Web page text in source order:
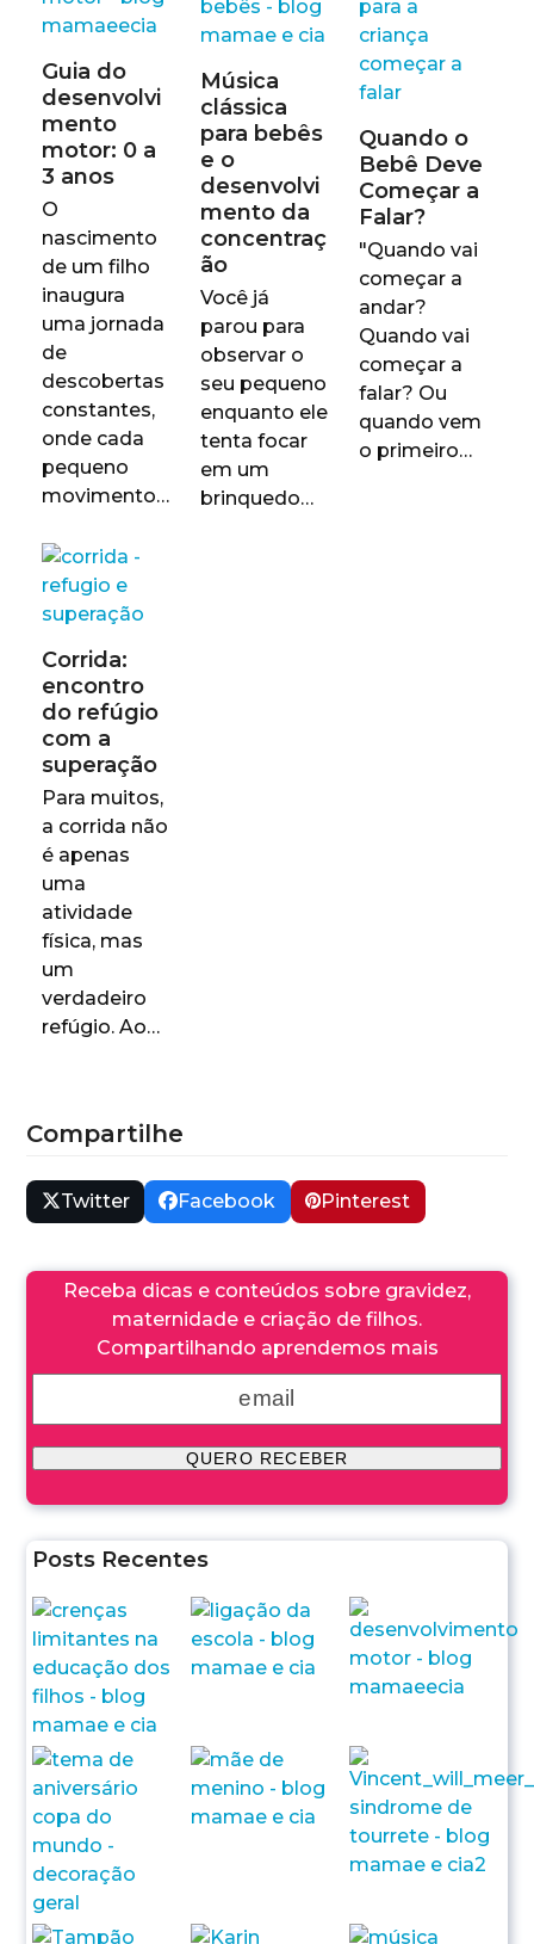
Guia do
desenvolvi
mento
motor: 0 a
3 anos
O
nascimento
de um filho
inaugura
uma jornada
de
descobertas
constantes,
onde cada
pequeno
movimento…
Música
clássica
para bebês
e o
desenvolvi
mento da
concentraç
ão
Você já
parou para
observar o
seu pequeno
enquanto ele
tenta focar
em um
brinquedo…
Quando o
Bebê Deve
Começar a
Falar?
"Quando vai
começar a
andar?
Quando vai
começar a
falar? Ou
quando vem
o primeiro…
Corrida:
encontro
do refúgio
com a
superação
Para muitos,
a corrida não
é apenas
uma
atividade
física, mas
um
verdadeiro
refúgio. Ao…
Compartilhe
Twitter Facebook Pinterest
Receba dicas e conteúdos sobre gravidez,
maternidade e criação de filhos.
Compartilhando aprendemos mais
Posts Recentes